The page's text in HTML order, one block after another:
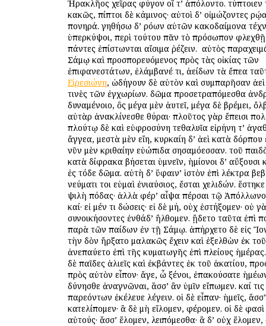
Ἡρακλῆος χεῖρας φύγον οἵ τ’ ἀπόλοντο. τύπτοιεν
κακῶς, πίπτοι δὲ κάμινος· αὐτοὶ δ’ οἰμώζοντες
πονηρά. γηθήσω δ’ ὁρόων αὐτῶν κακοδαίμονα
ὑπερκύψοι, περὶ τούτου πᾶν τὸ πρόσωπον
πάντες ἐπίστωνται αἴσιμα ῥέζειν. ὁ αὐτὸς
Σάμῳ καὶ προσπορευόμενος πρὸς τὰς οἰκίας τῶν
ἐπιφανεστάτων, ἐλάμβανέ τι, ἀείδων τὰ ἔπεα
Εἰρεσιώνη, ὡδήγουν δὲ αὐτὸν καὶ συμπαρῆσαν
τινὲς τῶν ἐγχωρίων. δῶμα προσετραπόμεσθα
δυναμένοιο, ὃς μέγα μὲν ἀυτεῖ, μέγα δὲ βρέμει,
αὐτὰρ ἀνακλίνεσθε θύραι· πλοῦτος γὰρ ἔπεισι
πλούτῳ δὲ καὶ εὐφροσύνη τεθαλυῖα εἰρήνη τ’
ἄγγεα, μεστὰ μὲν εἴη, κυρκαίη δ’ ἀεὶ κατὰ
νῦν μὲν κριθαίην εὐώπιδα σησαμόεσσαν. τοῦ
κατὰ δίφρακα βήσεται ὑμνεῖν, ἡμίονοι δ’ αὔξουσι
ἐς τόδε δῶμα. αὐτὴ δ’ ὕφαιν’ ἱστὸν ἐπὶ λέκτρα
νεύματι τοι εὐμαὶ ἐνιαύσιος, ἔσται χελιδών.
ψιλὴ πόδας· ἀλλὰ φέρ’ αἶψα πέρσαι τῷ
καί· εἰ μέν τι δώσεις· εἰ δὲ μή, οὐχ ἑστήξομεν· οὐ
συνοικήσοντες ἐνθάδ’ ἤλθομεν. ᾔδετο ταῦτα ἐπὶ
παρὰ τῶν παίδων ἐν τῇ Σάμῳ. ἀπήρχετο δὲ εἰς
τὴν ὁδὸν ἤρξατο μαλακῶς ἔχειν καὶ ἐξελθὼν ἐκ
ἀνεπαύετο ἐπὶ τῆς κυματωγῆς ἐπὶ πλείους
δὲ παῖδες ἁλιεῖς καὶ ἐκβάντες ἐκ τοῦ ἀκατίου,
πρὸς αὐτὸν εἶπον· ἄγε, ὦ ξένοι, ἐπακούσατε
δύνησθε ἀναγνῶναι, ἅσσ’ ἂν ὑμῖν εἴπωμεν. καί
παρεόντων ἐκέλευε λέγειν. οἱ δὲ εἶπαν· ἡμεῖς,
κατελίπομεν· ἃ δὲ μὴ εἵλομεν, φέρομεν. οἱ δὲ
αὐτούς· ἅσσ’ ἕλομεν, λειπόμεσθα· ἃ δ’ οὐχ